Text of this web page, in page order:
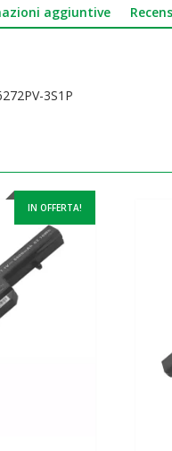
aggiuntive
3S1P
IN OFFERTA!